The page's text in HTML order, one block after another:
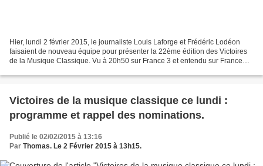
Hier, lundi 2 février 2015, le journaliste Louis Laforge et Frédéric Lodéon
faisaient de nouveau équipe pour présenter la 22ème édition des Victoires
de la Musique Classique. Vu à 20h50 sur France 3 et entendu sur France
Victoires de la musique classique ce lundi :
programme et rappel des nominations.
Publié le 02/02/2015 à 13:16
Par Thomas. Le 2 Février 2015 à 13h15.